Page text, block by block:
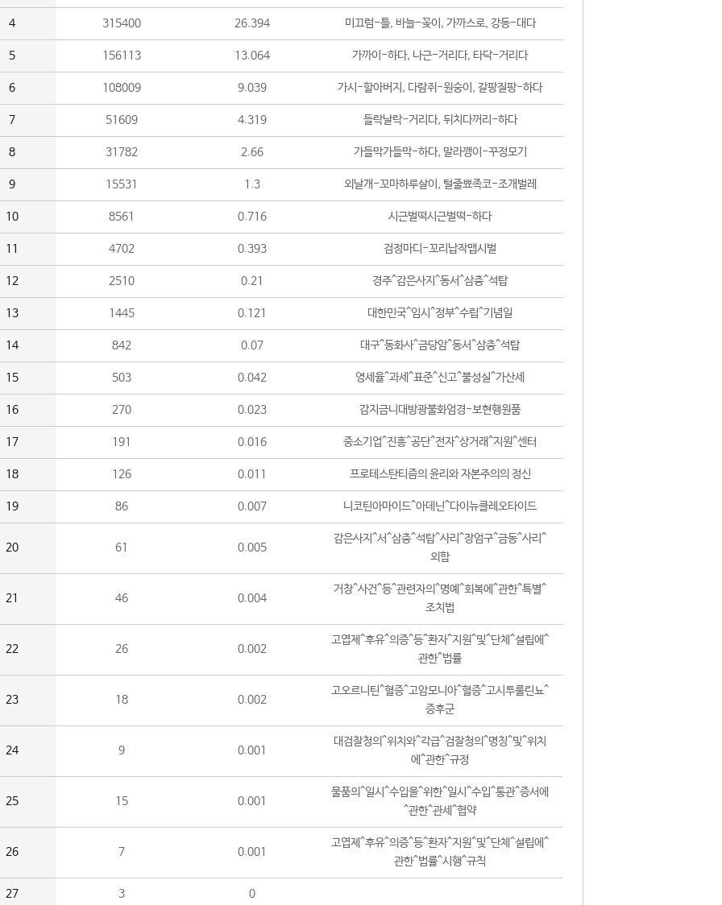
4 315400 26.394 미끄럼-틀, 바늘-꽂이, 가까스로, 강동-대다
5 156113 13.064 가까이-하다, 나근-거리다, 타닥-거리다
6 108009 9.039 가시-할아버지, 다람쥐-원숭이, 갈팡질팡-하다
7 51609 4.319 들락날락-거리다, 뒤치다꺼리-하다
8 31782 2.66 가들막가들막-하다, 말라깽이-꾸정모기
9 15531 1.3 외날개-꼬마하루살이, 털줄뾰족코-조개벌레
10 8561 0.716 시근벌떡시근벌떡-하다
11 4702 0.393 검정마디-꼬리납작맵시벌
12 2510 0.21 경주^감은사지^동서^삼층^석탑
13 1445 0.121 대한민국^임시^정부^수립^기념일
14 842 0.07 대구^동화사^금당암^동서^삼층^석탑
15 503 0.042 영세율^과세^표준^신고^불성실^가산세
16 270 0.023 감지금니대방광불화엄경-보현행원품
17 191 0.016 중소기업^진흥^공단^전자^상거래^지원^센터
18 126 0.011 프로테스탄티즘의 윤리와 자본주의의 정신
19 86 0.007 니코틴아마이드^아데닌^다이뉴클레오타이드
20 61 0.005
감은사지^서^삼층^석탑^사리^장엄구^금동^사리^
외함
21 46 0.004
거창^사건^등^관련자의^명예^회복에^관한^특별^
조치법
22 26 0.002
고엽제^후유^의증^등^환자^지원^및^단체^설립에^
관한^법률
23 18 0.002
고오르니틴^혈증^고암모니아^혈증^고시투룰린뇨^
증후군
24 9 0.001
대검찰청의^위치와^각급^검찰청의^명칭^및^위치
에^관한^규정
25 15 0.001
물품의^일시^수입을^위한^일시^수입^통관^증서에
^관한^관세^협약
26 7 0.001
고엽제^후유^의증^등^환자^지원^및^단체^설립에^
관한^법률^시행^규칙
27 3 0